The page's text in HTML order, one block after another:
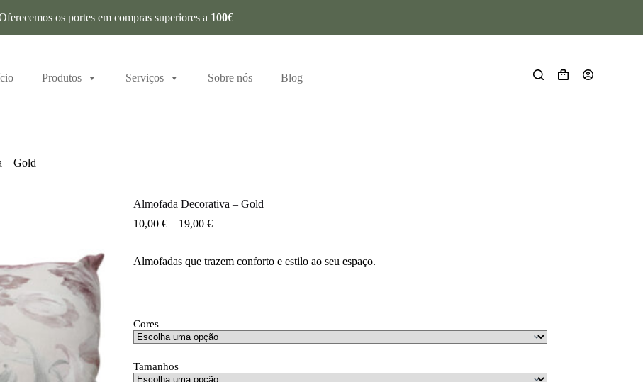
os portes em compras superiores a 100€
Produtos Serviços Sobre nós Blog
– Gold
Almofada Decorativa – Gold
10,00 € – 19,00 €
Almofadas que trazem conforto e estilo ao seu espaço.
Cores
Tamanhos